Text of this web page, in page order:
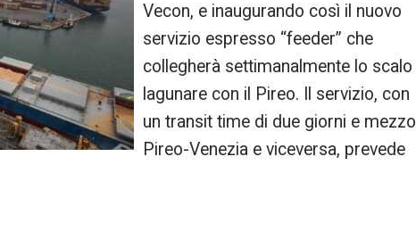
Vecon, e inaugurando così il nuovo
servizio espresso “feeder” che
collegherà settimanalmente lo scalo
lagunare con il Pireo. Il servizio, con
un transit time di due giorni e mezzo
Pireo-Venezia e viceversa, prevede